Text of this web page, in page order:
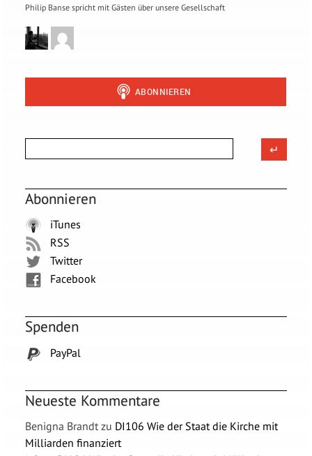
Philip Banse spricht mit Gästen über unsere Gesellschaft
Abonnieren
iTunes
RSS
Twitter
Facebook
Spenden
PayPal
Neueste Kommentare
Benigna Brandt zu DI106 Wie der Staat die Kirche mit
Milliarden finanziert